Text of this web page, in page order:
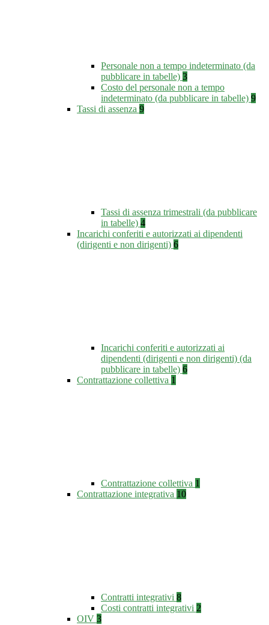
Personale non a tempo indeterminato (da
pubblicare in tabelle) 3
Costo del personale non a tempo
indeterminato (da pubblicare in tabelle) 9
Tassi di assenza 9
Tassi di assenza trimestrali (da pubblicare
in tabelle) 4
Incarichi conferiti e autorizzati ai dipendenti
(dirigenti e non dirigenti) 6
Incarichi conferiti e autorizzati ai
dipendenti (dirigenti e non dirigenti) (da
pubblicare in tabelle) 6
Contrattazione collettiva 1
Contrattazione collettiva 1
Contrattazione integrativa 10
Contratti integrativi 8
Costi contratti integrativi 2
OIV 3